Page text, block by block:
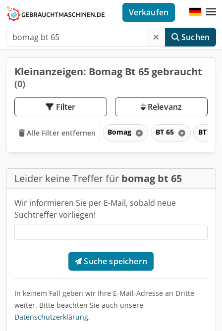
Suchen
Verkaufen
Kleinanzeigen: Bomag Bt 65 gebraucht
(0)
Filter Relevanz
Alle Filter entfernen Bomag BT 65 BT
Leider keine Treffer für bomag bt 65
Wir informieren Sie per E-Mail, sobald neue
Suchtreffer vorliegen!
Suche speichern
In keinem Fall geben wir Ihre E-Mail-Adresse an Dritte
weiter. Bitte beachten Sie auch unsere
Datenschutzerklärung.